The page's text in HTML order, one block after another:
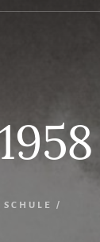
SCHULE /